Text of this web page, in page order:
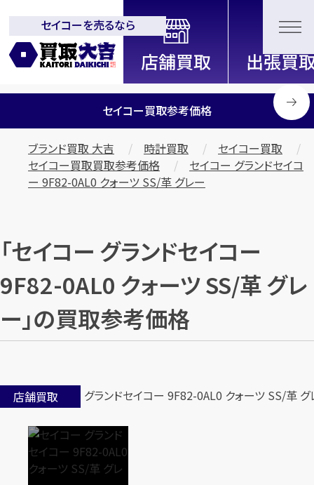
全国2200店舗以上展開中！
信頼と実績の買取専門店「買取大
吉」
セイコーを売るなら
セイコー買取参考価格
ブランド買取 大吉 時計買取
セイコー買取
セイコー買取買取参考価格
セイコー グランドセイコ
ー 9F82-0AL0 クォーツ SS/革 グレー
「セイコー グランドセイコー
9F82-0AL0 クォーツ SS/革 グレ
ー」の買取参考価格
店舗買取